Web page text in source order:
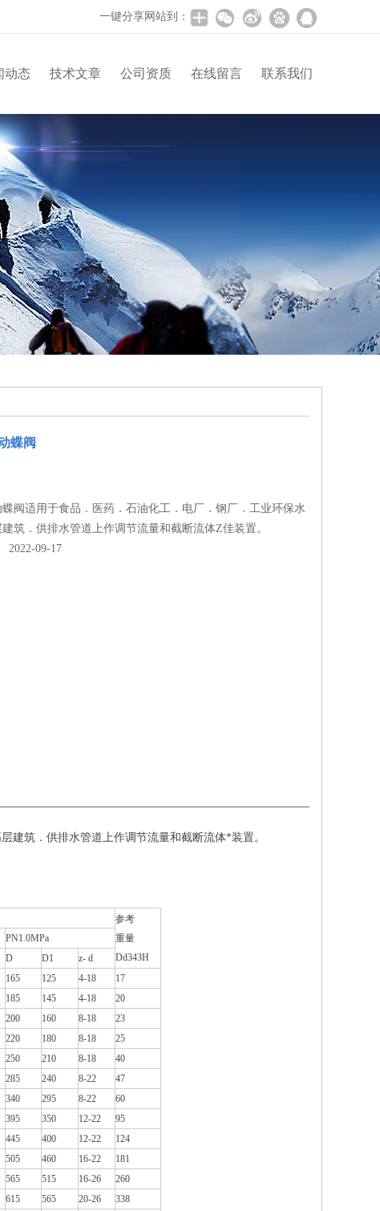
一键分享网站到：
动态 技术文章 公司资质 在线留言 联系我们
蝶阀
阀适用于食品．医药．石油化工．电厂．钢厂．工业环保水
筑．供排水管道上作调节流量和截断流体Z佳装置。
2022-09-17
建筑．供排水管道上作调节流量和截断流体*装置。
参考
重量
Dd343H
PN1.0MPa
D D1
z- d
165 125 4-18
17
185 145 4-18
20
200 160 8-18
23
220 180 8-18
25
250 210 8-18
40
285 240 8-22
47
340 295 8-22
60
395 350 12-22
95
445 400 12-22
124
505 460 16-22
181
565 515 16-26
260
615 565 20-26
338